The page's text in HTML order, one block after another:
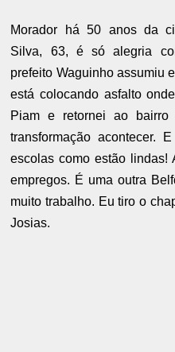
Morador há 50 anos da
Silva, 63, é só alegria
prefeito Waguinho assumiu
está colocando asfalto
Piam e retornei ao
transformação acontecer.
escolas como estão lindas!
empregos. É uma outra
muito trabalho. Eu tiro o
Josias.